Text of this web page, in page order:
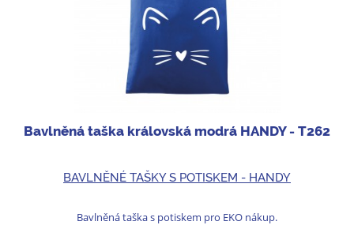
Bavlněná taška královská modrá HANDY - T262
BAVLNĚNÉ TAŠKY S POTISKEM - HANDY
Bavlněná taška s potiskem pro EKO nákup.